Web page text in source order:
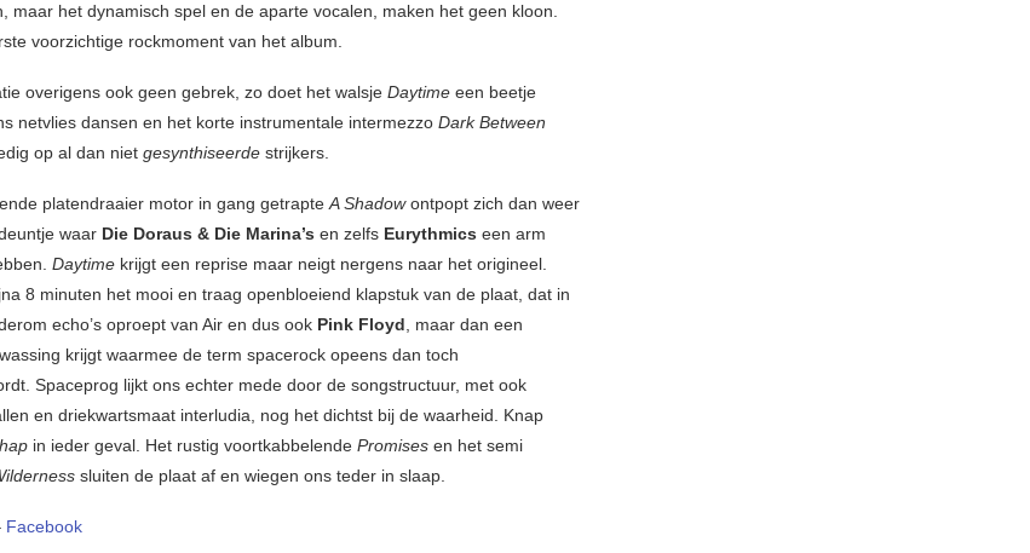
maar het dynamisch spel en de aparte vocalen, maken het geen kloon.
voorzichtige rockmoment van het album.
overigens ook geen gebrek, zo doet het walsje Daytime een beetje
netvlies dansen en het korte instrumentale intermezzo Dark Between
op al dan niet gesynthiseerde strijkers.
platendraaier motor in gang getrapteA Shadowontpopt zich dan weer
waar Die Doraus & Die Marina’s en zelfs Eurythmics een arm
Daytime krijgt een reprise maar neigt nergens naar het origineel.
8 minuten het mooi en traag openbloeiend klapstuk van de plaat, dat in
echo’s oproept van Air en dus ook Pink Floyd, maar dan een
krijgt waarmee de term spacerock opeens dan toch
Spaceprog lijkt ons echter mede door de songstructuur, met ook
en driekwartsmaat interludia, nog het dichtst bij de waarheid. Knap
in ieder geval. Het rustig voortkabbelende Promises en het semi
sluiten de plaat af en wiegen ons teder in slaap.
Facebook